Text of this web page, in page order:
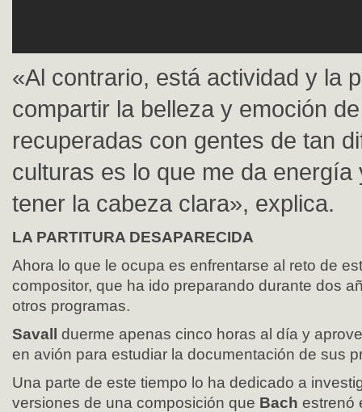
«Al contrario, está actividad y la
compartir la belleza y emoción
recuperadas con gentes de tan
culturas es lo que me da energía
tener la cabeza clara», explica.
LA PARTITURA DESAPARECIDA
Ahora lo que le ocupa es enfrentarse al reto de
compositor, que ha ido preparando durante dos
otros programas.
Savall duerme apenas cinco horas al día y
en avión para estudiar la documentación de sus
Una parte de este tiempo lo ha dedicado a
versiones de una composición que Bach estrenó